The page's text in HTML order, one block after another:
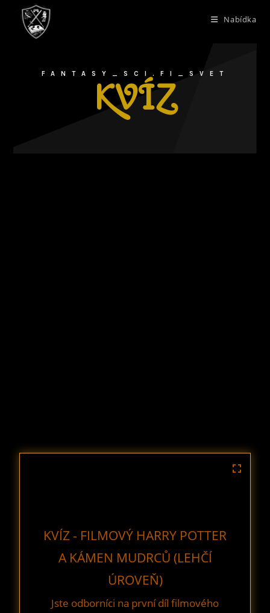
Nabídka
FANTASY_SCI.FI_SVET
KVÍZ
KVÍZ - FILMOVÝ HARRY POTTER
A KÁMEN MUDRCŮ (LEHČÍ
ÚROVEŇ)
Jste odborníci na první díl filmového